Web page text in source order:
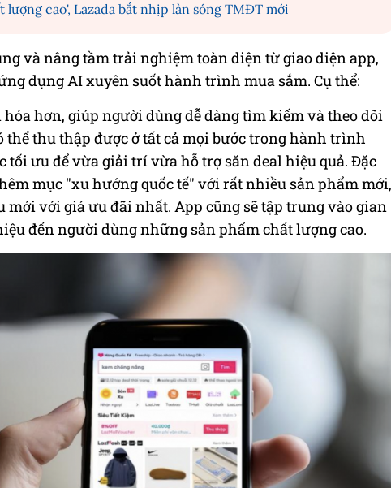
cao', Lazada bắt nhịp làn sóng TMĐT mới
và nâng tầm trải nghiệm toàn diện từ giao diện app,
dụng AI xuyên suốt hành trình mua sắm. Cụ thể:
hơn, giúp người dùng dễ dàng tìm kiếm và theo dõi
thể thu thập được ở tất cả mọi bước trong hành trình
tối ưu để vừa giải trí vừa hỗ trợ săn deal hiệu quả. Đặc
mục "xu hướng quốc tế" với rất nhiều sản phẩm mới,
với giá ưu đãi nhất. App cũng sẽ tập trung vào gian
đến người dùng những sản phẩm chất lượng cao.